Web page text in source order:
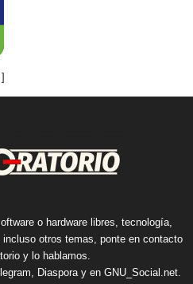
o hardware libres, tecnología,
otros temas, ponte en contacto
y lo hablamos.
, Diasporay en GNU_Social.net.